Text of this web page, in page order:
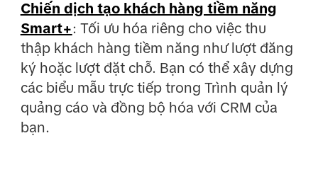
Chiến dịch tạo khách hàng tiềm năng
Smart+: Tối ưu hóa riêng cho việc thu
thập khách hàng tiềm năng như lượt đăng
ký hoặc lượt đặt chỗ. Bạn có thể xây dựng
các biểu mẫu trực tiếp trong Trình quản lý
quảng cáo và đồng bộ hóa với CRM của
bạn.